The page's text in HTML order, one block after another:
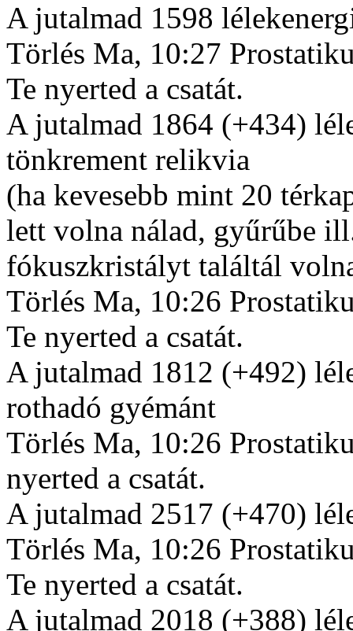
A jutalmad 1598
Törlés Ma, 10:27
Te nyerted a csatát.
A jutalmad 1864 (+434)
tönkrement relikvia
(ha kevesebb mint 20
lett volna nálad, gyűrűbe
fókuszkristályt találtál
Törlés Ma, 10:26
Te nyerted a csatát.
A jutalmad 1812 (+492)
rothadó gyémánt
Törlés Ma, 10:26
nyerted a csatát.
A jutalmad 2517 (+470)
Törlés Ma, 10:26
Te nyerted a csatát.
A jutalmad 2018 (+388)